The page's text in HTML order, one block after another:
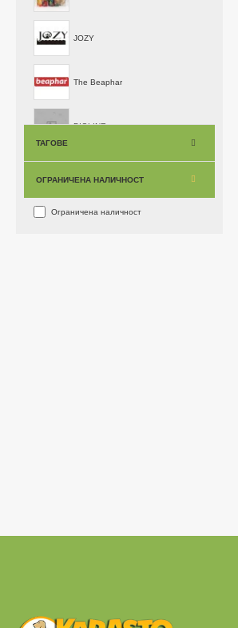
JOZY
The Beaphar
BIOLINE
ТАГОВЕ
ОГРАНИЧЕНА НАЛИЧНОСТ
Ограничена наличност